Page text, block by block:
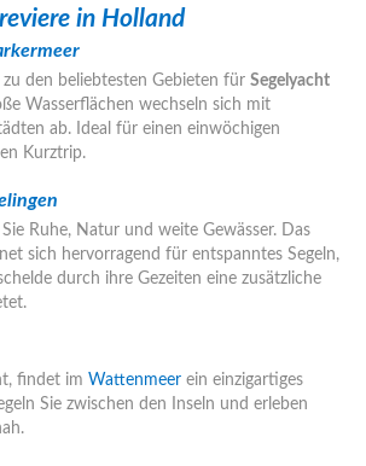
in Holland
zu den beliebtesten Gebieten für Segelyacht
Wasserflächen wechseln sich mit
ab. Ideal für einen einwöchigen
Kurztrip.
Ruhe, Natur und weite Gewässer. Das
sich hervorragend für entspanntes Segeln,
durch ihre Gezeiten eine zusätzliche
findet im Wattenmeer ein einzigartiges
Sie zwischen den Inseln und erleben